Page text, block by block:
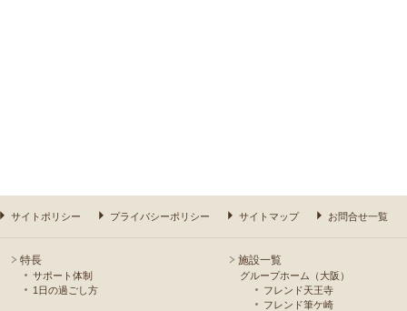
サイトポリシー プライバシーポリシー サイトマップ お問合せ一覧
特長
サポート体制
1日の過ごし方
施設一覧
グループホーム（大阪）
フレンド天王寺
フレンド筆ケ崎